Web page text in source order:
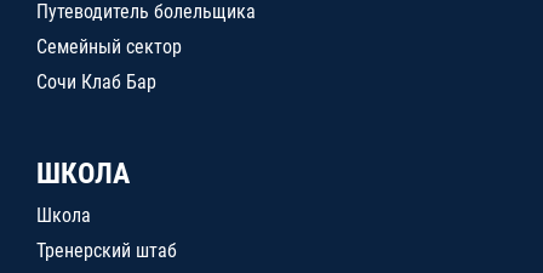
Путеводитель болельщика
Семейный сектор
Сочи Клаб Бар
ШКОЛА
Школа
Тренерский штаб